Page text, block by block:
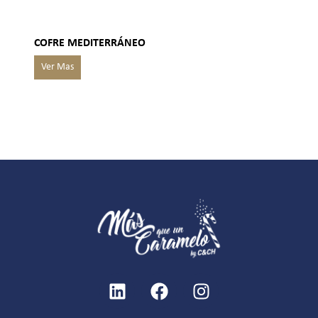
COFRE MEDITERRÁNEO